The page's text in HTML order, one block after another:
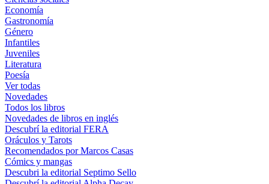
Economía
Gastronomía
Género
Infantiles
Juveniles
Literatura
Poesía
Ver todas
Novedades
Todos los libros
Novedades de libros en inglés
Descubrí la editorial FERA
Oráculos y Tarots
Recomendados por Marcos Casas
Cómics y mangas
Descubri la editorial Septimo Sello